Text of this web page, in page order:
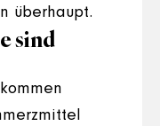
überhaupt.
sind